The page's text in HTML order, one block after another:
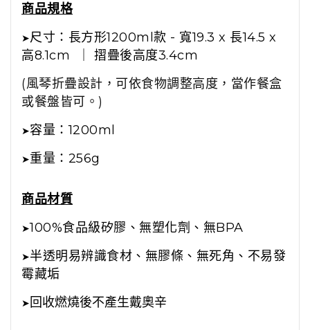
商品規格
➤尺寸：長方形1200ml款 - 寬19.3 x 長14.5 x
高8.1cm ｜ 摺疊後高度3.4cm
(風琴折疊設計，可依食物調整高度，當作餐盒
或餐盤皆可。)
➤容量：1200ml
➤重量：256g
商品材質
➤100%食品級矽膠、無塑化劑、無BPA
➤半透明易辨識食材、無膠條、無死角、不易發
霉藏垢
➤回收燃燒後不產生戴奧辛